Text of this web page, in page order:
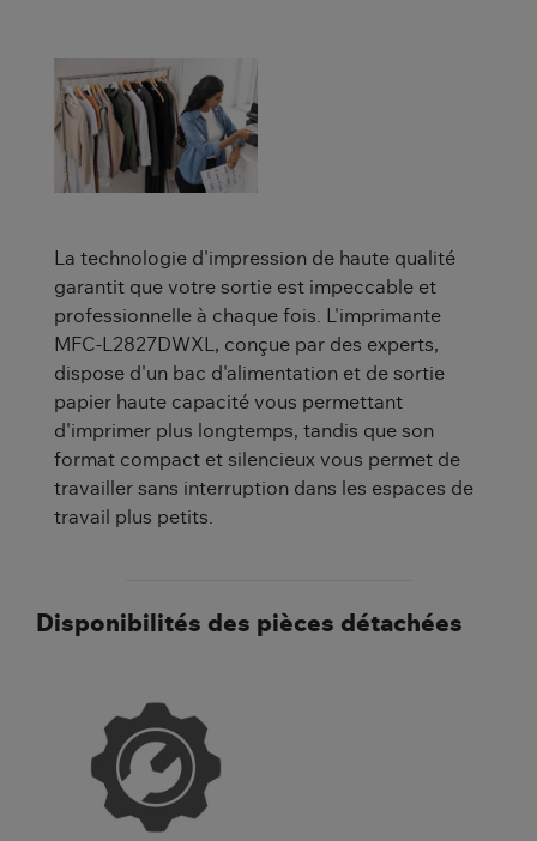
La technologie d'impression de haute qualité
garantit que votre sortie est impeccable et
professionnelle à chaque fois. L'imprimante
MFC-L2827DWXL, conçue par des experts,
dispose d'un bac d'alimentation et de sortie
papier haute capacité vous permettant
d'imprimer plus longtemps, tandis que son
format compact et silencieux vous permet de
travailler sans interruption dans les espaces de
travail plus petits.
Disponibilités des pièces détachées